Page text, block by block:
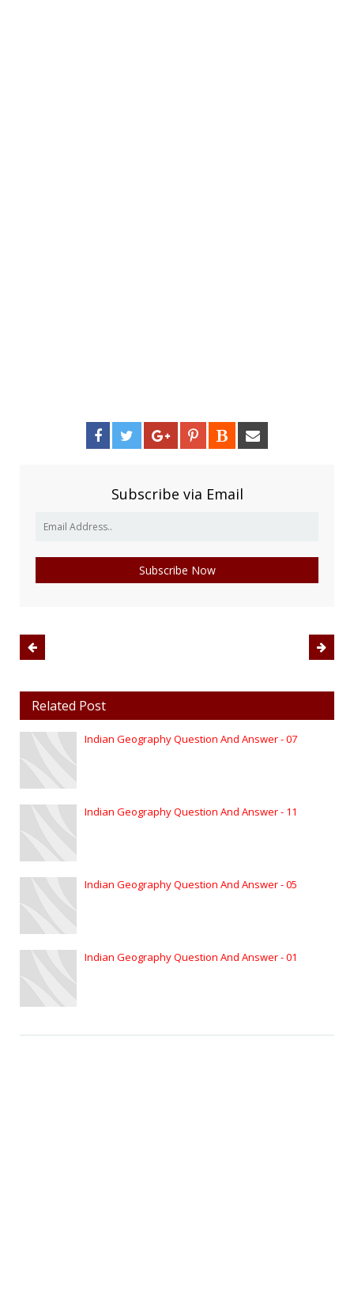
Subscribe via Email
Related Post
Indian Geography Question And Answer - 07
Indian Geography Question And Answer - 11
Indian Geography Question And Answer - 05
Indian Geography Question And Answer - 01